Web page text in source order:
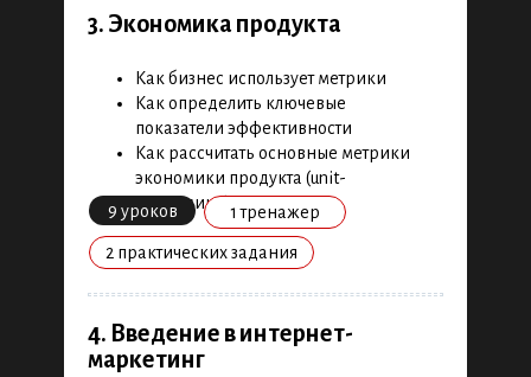
4. Введение в интернет-
маркетинг
Как бизнес использует метрики
Как определить ключевые
показатели эффективности
Как рассчитать основные метрики
экономики продукта (unit-
экономики)
3. Экономика продукта
9 уроков 1 тренажер
2 практических задания
415 видео- и интерактивных уроков,
50 практических кейсов и
Как разобраться в новой теме
Как найти время на обучение
1. Эффективное обучение
6 уроков
Скачать полную версию в
PDF